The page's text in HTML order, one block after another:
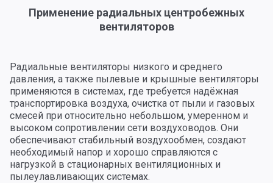
Применение радиальных центробежных
вентиляторов
Радиальные вентиляторы низкого и среднего
давления, а также пылевые и крышные вентиляторы
применяются в системах, где требуется надёжная
транспортировка воздуха, очистка от пыли и газовых
смесей при относительно небольшом, умеренном и
высоком сопротивлении сети воздуховодов. Они
обеспечивают стабильный воздухообмен, создают
необходимый напор и хорошо справляются с
нагрузкой в стационарных вентиляционных и
пылеулавливающих системах.